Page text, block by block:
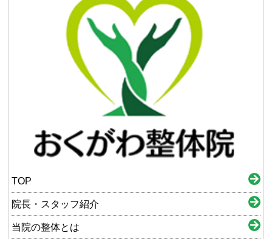
TOP
院長・スタッフ紹介
当院の整体とは